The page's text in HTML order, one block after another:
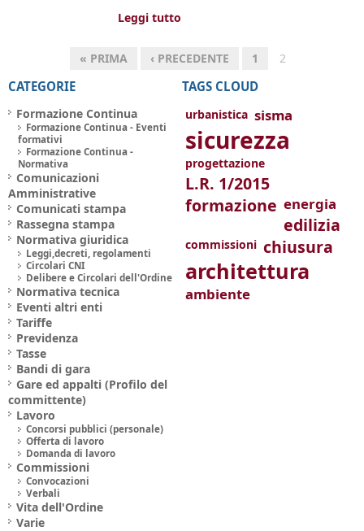
Leggi tutto
« PRIMA ‹ PRECEDENTE 1 2
CATEGORIE
Formazione Continua
Formazione Continua - Eventi
formativi
Formazione Continua -
Normativa
Comunicazioni
Amministrative
Comunicati stampa
Rassegna stampa
Normativa giuridica
Leggi,decreti, regolamenti
Circolari CNI
Delibere e Circolari dell'Ordine
Normativa tecnica
Eventi altri enti
Tariffe
Previdenza
Tasse
Bandi di gara
Gare ed appalti (Profilo del
committente)
Lavoro
Concorsi pubblici (personale)
Offerta di lavoro
Domanda di lavoro
Commissioni
Convocazioni
Verbali
Vita dell'Ordine
Varie
TAGS CLOUD
urbanistica sisma
sicurezza
progettazione
L.R. 1/2015
formazione energia
edilizia
commissioni chiusura
architettura
ambiente